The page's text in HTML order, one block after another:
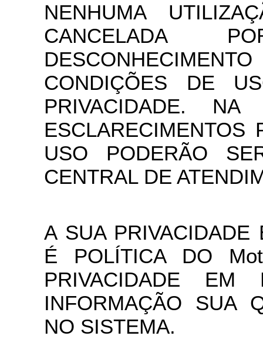
NENHUMA
CANCELADA
CONDIÇÕES DE
PRIVACIDADE.
ESCLARECIMENTOS
USO PODERÃO
CENTRAL DE
A SUA PRIVACIDADE
É POLÍTICA DO
PRIVACIDADE EM
INFORMAÇÃO SUA
NO SISTEMA.